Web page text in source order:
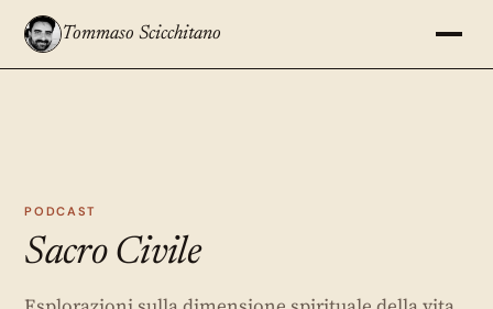
Tommaso Scicchitano
PODCAST
Sacro Civile